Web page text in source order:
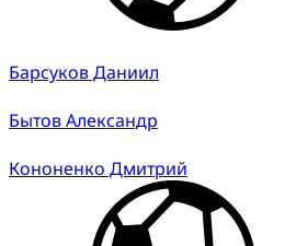
Барсуков Даниил
Бытов Александр
Кононенко Дмитрий